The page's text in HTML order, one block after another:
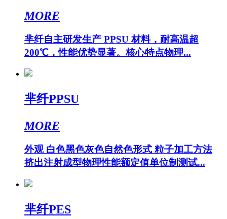
MORE
芈纤自主研发生产 PPSU 材料，耐高温超
200℃，性能优势显著。核心特点物理...
芈纤PPSU
MORE
外观 白色黑色灰色自然色形式 粒子加工方法
挤出注射成型物理性能额定值单位制测试...
芈纤PES